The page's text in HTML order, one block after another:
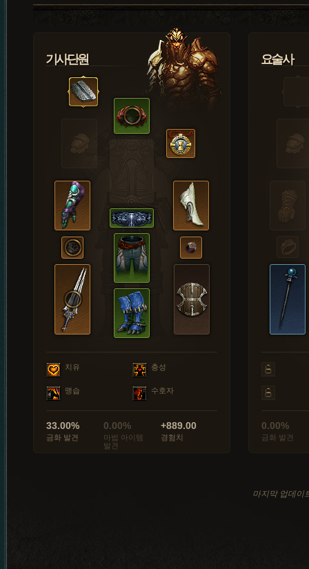
기사단원
치유 충성
맹습 수호자
33.00%
금화 발견
0.00%
마법 아이템
발견
+889.00
경험치
요술사
0.00%
금화 발견
마지막 업데이